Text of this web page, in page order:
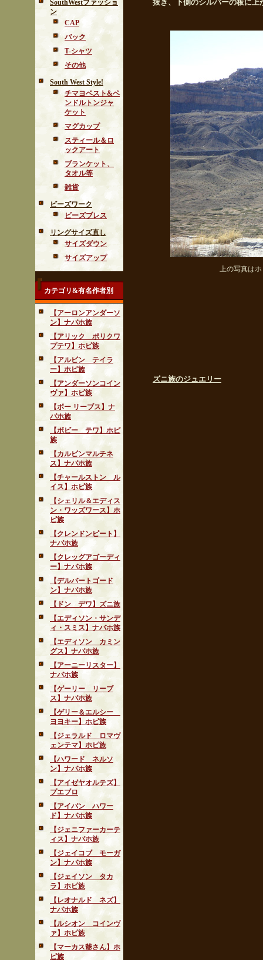
SouthWestファッショ
ン
CAP
バック
T-シャツ
その他
South West Style!
チマヨベスト&ペ
ンドルトンジャ
ケット
マグカップ
スティール＆ロ
ックアート
ブランケット、
タオル等
雑貨
ビーズワーク
ビーズブレス
リングサイズ直し
サイズダウン
サイズアップ
カテゴリ&有名作者別
【アーロンアンダーソ
ン】ナバホ族
【アリック ポリクワ
プテワ】ホピ族
【アルビン テイラ
ー】ホピ族
【アンダーソンコイン
ヴァ】ホピ族
【ボー リーブス】ナ
バホ族
【ボビー テワ】ホピ
族
【カルビンマルチネ
ス】ナバホ族
【チャールストン ル
イス】ホピ族
【シェリル＆エディス
ン・ワッズワース】ホ
ピ族
【クレンドンピート】
ナバホ族
【クレッグアゴーディ
ー】ナバホ族
【デルバートゴード
ン】ナバホ族
【ドン デワ】ズニ族
【エディソン・サンデ
ィ・スミス】ナバホ族
【エディソン カミン
グス】ナバホ族
【アーニーリスター】
ナバホ族
【ゲーリー リーブ
ス】ナバホ族
【ゲリー＆エルシー
ヨヨキー】ホピ族
【ジェラルド ロマヴ
ェンテマ】ホピ族
【ハワード ネルソ
ン】ナバホ族
【アイゼヤオルテズ】
プエブロ
【アイバン ハワー
ド】ナバホ族
【ジェニファーカーテ
ィス】ナバホ族
【ジェイコブ モーガ
ン】ナバホ族
【ジェイソン タカ
ラ】ホピ族
【レオナルド ネズ】
ナバホ族
【ルシオン コインヴ
ァ】ホピ族
【マーカス爺さん】ホ
ピ族
抜き、下側のシルバーの板に
上の写真は
ズニ族のジュエリー